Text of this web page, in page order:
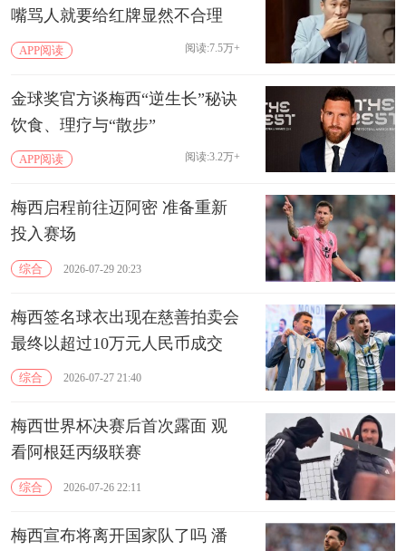
嘴骂人就要给红牌显然不合理
APP阅读 阅读:7.5万+
金球奖官方谈梅西“逆生长”秘诀
饮食、理疗与“散步”
APP阅读 阅读:3.2万+
梅西启程前往迈阿密 准备重新
投入赛场
综合 2026-07-29 20:23
梅西签名球衣出现在慈善拍卖会
最终以超过10万元人民币成交
综合 2026-07-27 21:40
梅西世界杯决赛后首次露面 观
看阿根廷丙级联赛
综合 2026-07-26 22:11
梅西宣布将离开国家队了吗 潘